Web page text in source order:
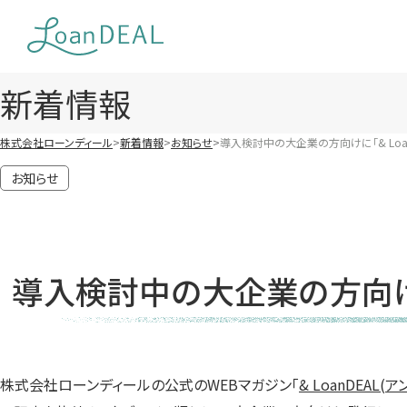
content
新着情報
株式会社ローンディール 新着情報 お知らせ 導入検討中の大企業の方向けに「&
お知らせ
導入検討中の大企業の方
株式会社ローンディールの公式のWEBマガジン「& LoanDEAL(ア